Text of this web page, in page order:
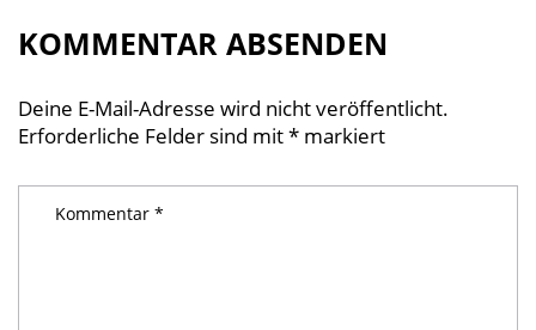
KOMMENTAR ABSENDEN
Deine E-Mail-Adresse wird nicht veröffentlicht.
Erforderliche Felder sind mit* markiert